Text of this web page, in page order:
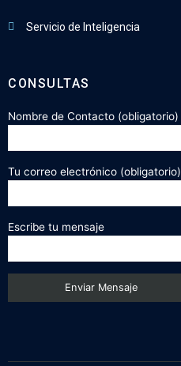
Servicio de Inteligencia
CONSULTAS
Nombre de Contacto (obligatorio)
Tu correo electrónico (obligatorio)
Escribe tu mensaje